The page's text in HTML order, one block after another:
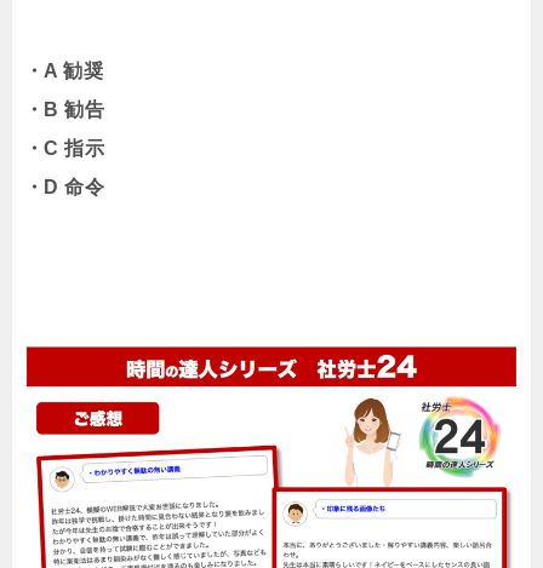
・A 勧奨
・B 勧告
・C 指示
・D 命令